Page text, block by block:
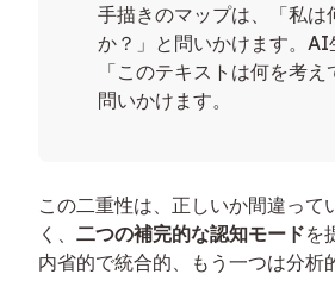
手描きのマップは、「私は
か？」と問いかけます。AI
「このテキストは何を考
問いかけます。
この二重性は、正しいか間違って
く、 二つの補完的な認知モードを
内省的で統合的、もう一つは分析